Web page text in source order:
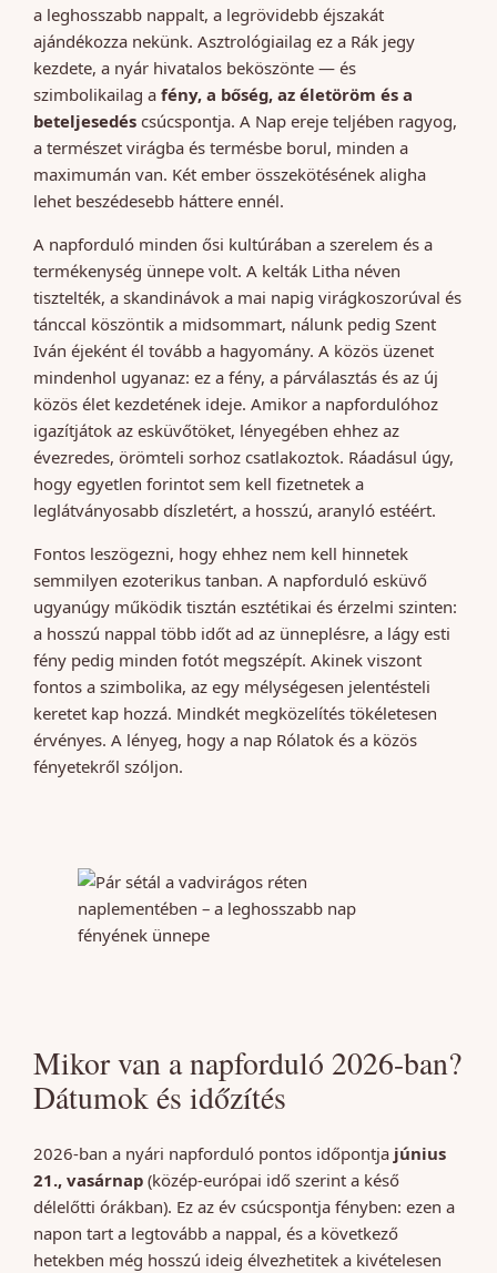
a leghosszabb nappalt, a legrövidebb éjszakát
ajándékozza nekünk. Asztrológiailag ez a Rák jegy
kezdete, a nyár hivatalos beköszönte — és
szimbolikailag a fény, a bőség, az életöröm és a
beteljesedés csúcspontja. A Nap ereje teljében ragyog,
a természet virágba és termésbe borul, minden a
maximumán van. Két ember összekötésének aligha
lehet beszédesebb háttere ennél.
A napforduló minden ősi kultúrában a szerelem és a
termékenység ünnepe volt. A kelták Litha néven
tisztelték, a skandinávok a mai napig virágkoszorúval és
tánccal köszöntik a midsommart, nálunk pedig Szent
Iván éjeként él tovább a hagyomány. A közös üzenet
mindenhol ugyanaz: ez a fény, a párválasztás és az új
közös élet kezdetének ideje. Amikor a napfordulóhoz
igazítjátok az esküvőtöket, lényegében ehhez az
évezredes, örömteli sorhoz csatlakoztok. Ráadásul úgy,
hogy egyetlen forintot sem kell fizetnetek a
leglátványosabb díszletért, a hosszú, aranyló estéért.
Fontos leszögezni, hogy ehhez nem kell hinnetek
semmilyen ezoterikus tanban. A napforduló esküvő
ugyanúgy működik tisztán esztétikai és érzelmi szinten:
a hosszú nappal több időt ad az ünneplésre, a lágy esti
fény pedig minden fotót megszépít. Akinek viszont
fontos a szimbolika, az egy mélységesen jelentésteli
keretet kap hozzá. Mindkét megközelítés tökéletesen
érvényes. A lényeg, hogy a nap Rólatok és a közös
fényetekről szóljon.
Mikor van a napforduló 2026-ban?
Dátumok és időzítés
2026-ban a nyári napforduló pontos időpontja június
21., vasárnap (közép-európai idő szerint a késő
délelőtti órákban). Ez az év csúcspontja fényben: ezen a
napon tart a legtovább a nappal, és a következő
hetekben még hosszú ideig élvezhetitek a kivételesen